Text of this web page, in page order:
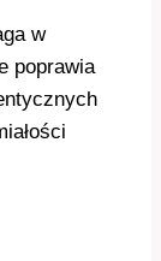
w
poprawia